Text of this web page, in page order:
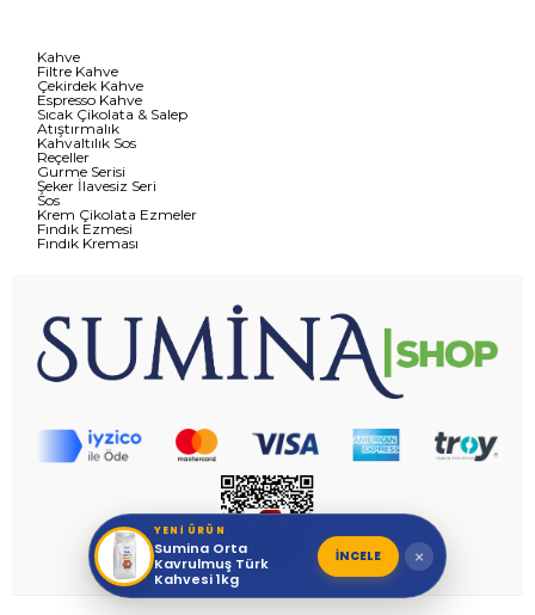
Kahve
Filtre Kahve
Çekirdek Kahve
Espresso Kahve
Sıcak Çikolata & Salep
Atıştırmalık
Kahvaltılık Sos
Reçeller
Gurme Serisi
Şeker İlavesiz Seri
Sos
Krem Çikolata Ezmeler
Fındık Ezmesi
Fındık Kreması
YENİ ÜRÜN
Sumina Orta
Kavrulmuş Türk
Kahvesi 1kg
İNCELE ×